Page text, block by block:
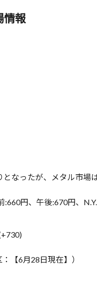
報
なったが、メタル市場
円、午後:670円、
【6月28日現在】）